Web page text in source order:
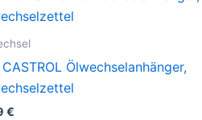
Ölwechselanhänger,
€